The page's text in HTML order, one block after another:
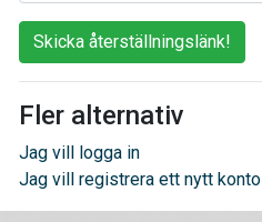
Skicka återställningslänk!
Fler alternativ
Jag vill logga in
Jag vill registrera ett nytt konto